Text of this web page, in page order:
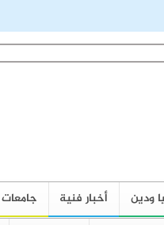
ودين أخبار فنية جامعات